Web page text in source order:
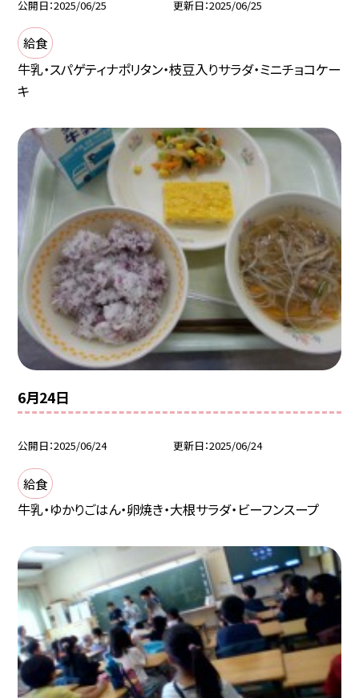
公開日 2025/06/25 更新日 2025/06/25
給食
牛乳・スパゲティナポリタン・枝豆入りサラダ・ミニチョコケー
キ
6月24日
公開日 2025/06/24 更新日 2025/06/24
給食
牛乳・ゆかりごはん・卵焼き・大根サラダ・ビーフンスープ